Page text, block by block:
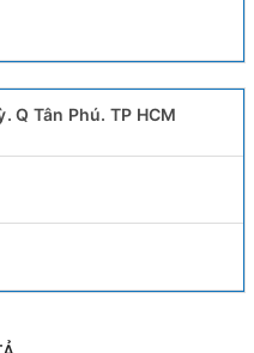
Q Tân Phú. TP HCM